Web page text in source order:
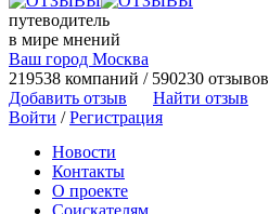
путеводитель
в мире мнений
Ваш город Москва
219538 компаний / 590230 отзывов
Добавить отзыв
Найти отзыв
Войти /Регистрация
Новости
Контакты
О проекте
Соискателям